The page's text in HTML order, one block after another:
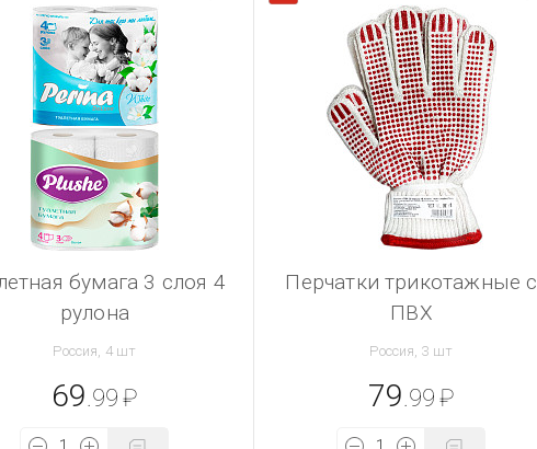
бумага 3 слоя 4
рулона
Россия, 4 шт
69 .99 ₽
Перчатки трикотажные с
ПВХ
Россия, 3 шт
79 .99 ₽